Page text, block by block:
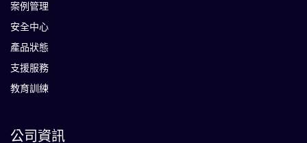
案例管理
安全中心
產品狀態
支援服務
教育訓練
公司資訊